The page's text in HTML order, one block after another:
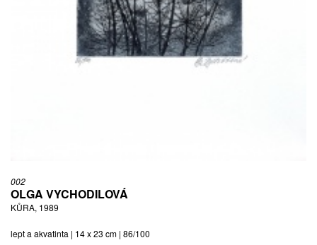
002
OLGA VYCHODILOVÁ
KŮRA, 1989
lept a akvatinta | 14 x 23 cm | 86/100